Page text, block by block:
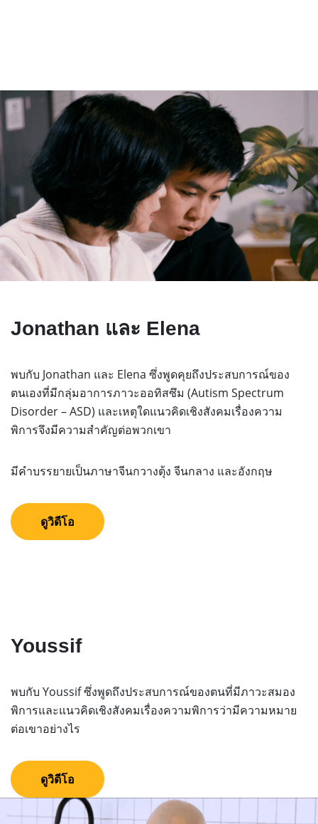
Jonathan และ Elena
พบกับ Jonathan และ Elena ซึ่งพูดคุยถึงประสบการณ์ของ
ตนเองที่มีกลุ่มอาการภาวะออทิสซึม (Autism Spectrum
Disorder – ASD) และเหตุใดแนวคิดเชิงสังคมเรื่องความ
พิการจึงมีความสำคัญต่อพวกเขา
มีคำบรรยายเป็นภาษาจีนกวางตุ้ง จีนกลาง และอังกฤษ
ดูวิดีโอ
Youssif
พบกับ Youssif ซึ่งพูดถึงประสบการณ์ของตนที่มีภาวะสมอง
พิการและแนวคิดเชิงสังคมเรื่องความพิการว่ามีความหมาย
ต่อเขาอย่างไร
ดูวิดีโอ